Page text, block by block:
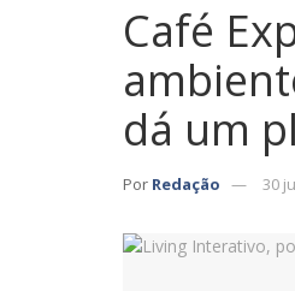
Café
dá um
Por Redação 30